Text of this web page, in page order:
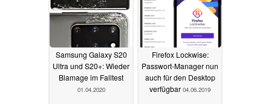
Samsung Galaxy S20
Ultra und S20+: Wieder
Blamage im Falltest
01.04.2020
Firefox Lockwise:
Passwort-Manager nun
auch für den Desktop
verfügbar 04.06.2019